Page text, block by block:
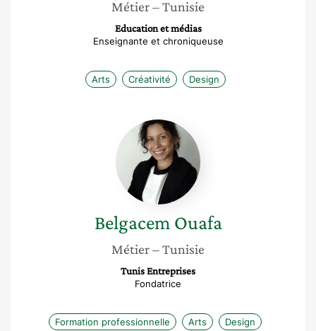
Métier– Tunisie
Education et médias
Enseignante et chroniqueuse
Arts Créativité Design
Belgacem
Ouafa
Belgacem Ouafa
Métier– Tunisie
Tunis Entreprises
Fondatrice
Formation professionnelle Arts Design